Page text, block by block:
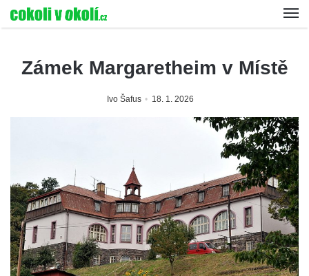
Zámek Margaretheim v Místě
Ivo Šafus 18. 1. 2026